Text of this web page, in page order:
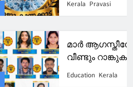
Pravasi
ആഗസ്തീനോസ് കോളേജിന്
റാങ്കുകളുടെ തിളക്കം.
Kerala